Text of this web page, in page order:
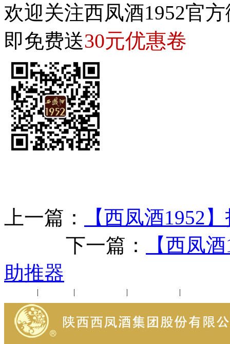
欢迎关注西凤酒1952官
即免费送30元优惠卷
上一篇：
【西凤酒1952
下一篇：
【西凤
助推器
| | | |